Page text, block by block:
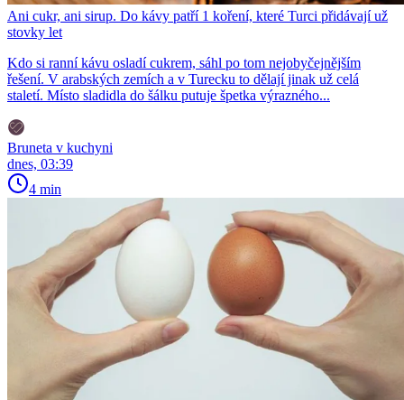
Ani cukr, ani sirup. Do kávy patří 1 koření, které Turci přidávají už
stovky let
Kdo si ranní kávu osladí cukrem, sáhl po tom nejobyčejnějším
řešení. V arabských zemích a v Turecku to dělají jinak už celá
staletí. Místo sladidla do šálku putuje špetka výrazného...
Bruneta v kuchyni
dnes, 03:39
4 min